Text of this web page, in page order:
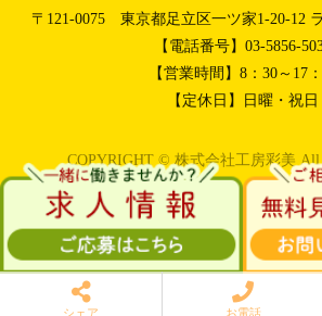
〒121-0075 東京都足立区一ツ家1-20-12
【電話番号】03-5856-
【営業時間】8：30～17
【定休日】日曜・祝日
COPYRIGHT © 株式会社工房彩美 All
シェア お電話